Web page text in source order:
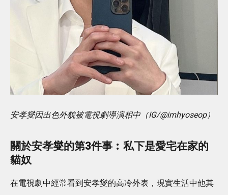
安孝燮因出色外貌被電視劇導演相中（IG/@imhyoseop）
關於安孝燮的第3件事︰私下是愛宅在家的
貓奴
在電視劇中經常看到安孝燮的高冷外表，現實生活中他其